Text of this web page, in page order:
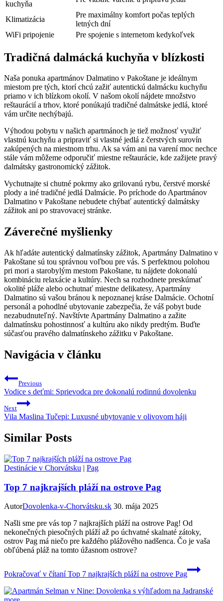
kuchyňa
Klimatizácia
Pre maximálny komfort počas teplých
letných dní
WiFi pripojenie
Pre spojenie s internetom kedykoľvek
Tradičná dalmácká kuchyňa v blízkosti
Naša ponuka apartmánov Dalmatino v Pakoštane je ideálnym
miestom pre tých, ktorí chcú zažiť autentickú dalmácku kuchyňu
priamo v ich blízkom okolí. V našom okolí nájdete množstvo
reštaurácií a trhov, ktoré ponúkajú tradičné dalmátske jedlá, ktoré
vám určite nechýbajú.
Výhodou pobytu v našich apartmánoch je tiež možnosť využiť
vlastnú kuchyňu a pripraviť si vlastné jedlá z čerstvých surovín
zakúpených na miestnom trhu. Ak sa vám ani na varení moc nechce
stále vám môžeme odporučiť miestne reštaurácie, kde zažijete pravý
dalmátsky gastronomický zážitok.
Vychutnajte si chutné pokrmy ako grilovanú rybu, čerstvé morské
plody a iné tradičné jedlá Dalmácie. Po príchode do Apartmánov
Dalmatino v Pakoštane nebudete chýbať autentický dalmátsky
zážitok ani po stravovacej stránke.
Záverečné myšlienky
Ak hľadáte autentický dalmatínsky zážitok, Apartmány Dalmatino v
Pakoštane sú tou správnou voľbou pre vás. S perfektnou polohou
pri mori a starobylým mestom Pakoštane, tu nájdete dokonalú
kombináciu relaxácie a kultúry. Nech sa rozhodnete preskúmať
okolité pláže alebo ochutnať miestne delikatesy, Apartmány
Dalmatino sú vašou bránou k nepoznanej kráse Dalmácie. Ochotní
personál a pohodlné ubytovanie zabezpečia, že váš pobyt bude
nezabudnuteľný. Navštívte Apartmány Dalmatino a zažite
dalmatínsku pohostinnosť a kultúru ako nikdy predtým. Buďte
súčasťou pravého dalmatínskeho zážitku v Pakoštane.
Navigácia v článku
Previous
Vodice s deťmi: Sprievodca pre dokonalú rodinnú dovolenku
Next
Vila Maslina Tučepi: Luxusné ubytovanie v olivovom háji
Similar Posts
Destinácie v Chorvátsku | Pag
Top 7 najkrajších pláží na ostrove Pag
AutorDovolenka-v-Chorvátsku.sk 30. mája 2025
Našli sme pre vás top 7 najkrajších pláží na ostrove Pag! Od
nekonečných piesočných pláží až po úchvatné skalnaté zátoky,
ostrov Pag má niečo pre každého plážového nadšenca. Čo je vaša
obľúbená pláž na tomto úžasnom ostrove?
Pokračovať v čítaníTop 7 najkrajších pláží na ostrove Pag